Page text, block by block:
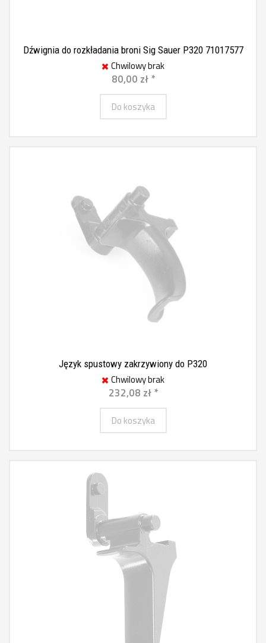
Dźwignia do rozkładania broni Sig Sauer P320 71017577
Chwilowy brak
80,00 zł *
Do koszyka
Język spustowy zakrzywiony do P320
Chwilowy brak
232,08 zł *
Do koszyka